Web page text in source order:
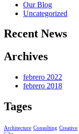
Our Blog
Uncategorized
Recent News
Archives
febrero 2022
febrero 2018
Tages
Architecture Consulting Creative